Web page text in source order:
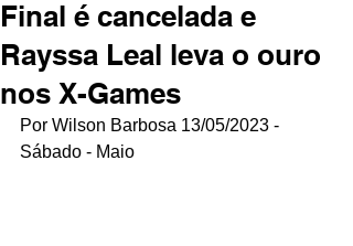
Final é cancelada e
Rayssa Leal leva o ouro
nos X-Games
Por Wilson Barbosa 13/05/2023 -
Sábado - Maio